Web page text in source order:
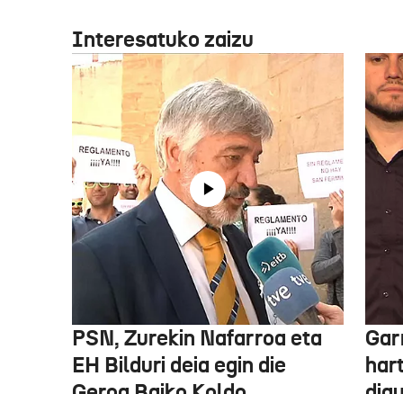
Interesatuko zaizu
PSN, Zurekin Nafarroa eta
EH Bilduri deia egin die